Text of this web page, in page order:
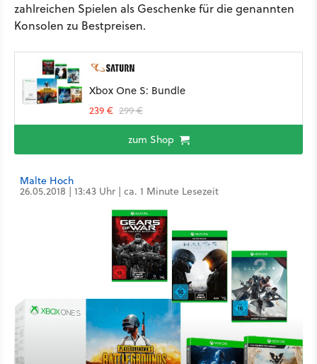
zahlreichen Spielen als Geschenke für die genannten
Konsolen zu Bestpreisen.
Xbox One S: Bundle
239 € 299 €
zum Shop
Malte Hoch
26.05.2018 | 13:43 Uhr | ca. 1 Minute Lesezeit